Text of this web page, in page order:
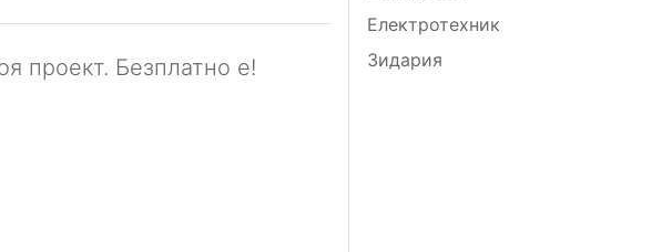
проект. Безплатно е!
Електротехник
Зидария